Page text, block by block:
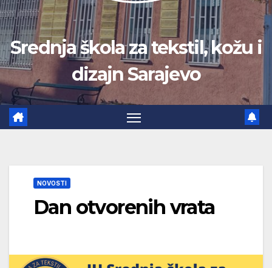
Srednja škola za tekstil, kožu i
dizajn Sarajevo
NOVOSTI
Dan otvorenih vrata